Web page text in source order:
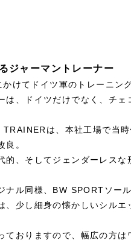
ジャーマントレーナー
けてドイツ軍のトレーニン
は、ドイツだけでなく、チ
は、本社工場で当
良。
的、そしてジェンダーレスな
ナル同様、BW SPORTソー
、少し細身の懐かしいシルエ
ておりますので、幅広の方